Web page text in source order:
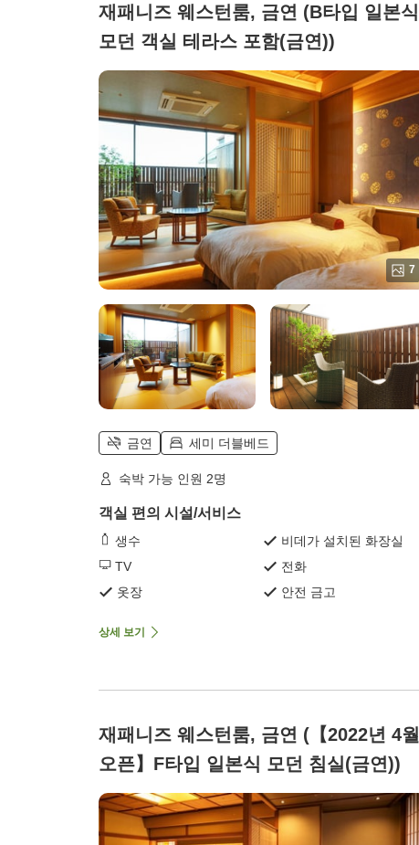
재패니즈 웨스턴룸, 금연 (B타입 일본식
모던 객실 테라스 포함(금연))
7
금연 세미 더블베드
숙박 가능 인원 2명
객실 편의 시설/서비스
생수
비데가 설치된 화장실
TV
전화
옷장
안전 금고
상세 보기
재패니즈 웨스턴룸, 금연 (【2022년 4월
오픈】F타입 일본식 모던 침실(금연))